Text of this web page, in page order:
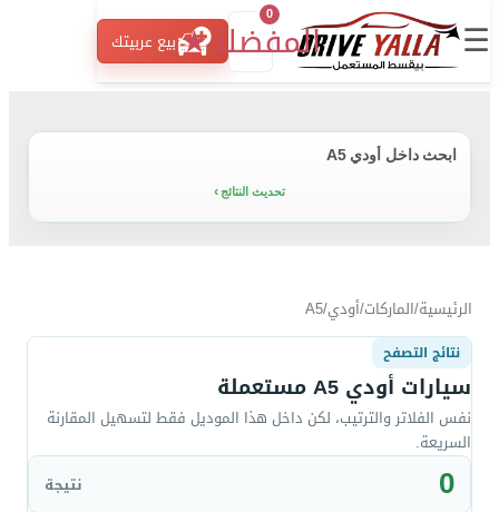
☰ المفضلة
0
★ بيع عربيتك
ابحث داخل أودي A5
تحديث النتائج
الرئيسية/الماركات/أودي/
A5
نتائج التصفح
سيارات أودي A5 مستعملة
نفس الفلاتر والترتيب، لكن داخل هذا الموديل فقط لتسهيل المقارنة
السريعة.
0
نتيجة